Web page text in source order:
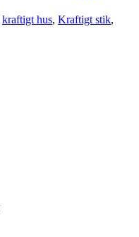
kraftigt hus, Kraftigt stik,